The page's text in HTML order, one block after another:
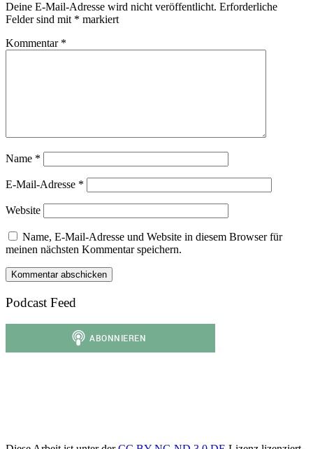
Deine E-Mail-Adresse wird nicht veröffentlicht. Erforderliche
Felder sind mit * markiert
Kommentar *
Name *
E-Mail-Adresse *
Website
Name, E-Mail-Adresse und Website in diesem Browser für
meinen nächsten Kommentar speichern.
Podcast Feed